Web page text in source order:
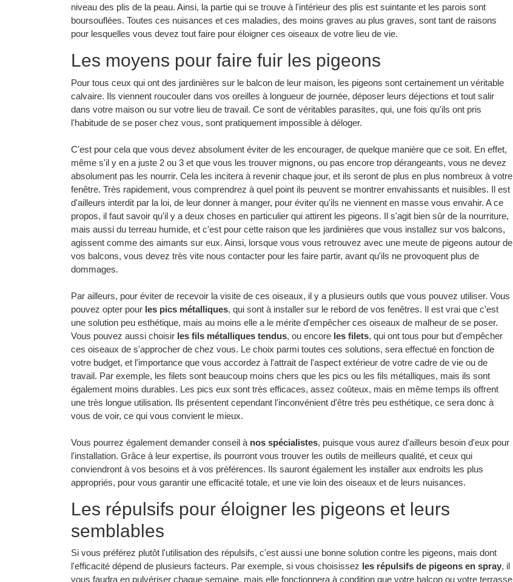
niveau des plis de la peau. Ainsi, la partie qui se trouve à l'intérieur des plis est suintante et les parois sont
boursouflées. Toutes ces nuisances et ces maladies, des moins graves au plus graves, sont tant de raisons
pour lesquelles vous devez tout faire pour éloigner ces oiseaux de votre lieu de vie.
Les moyens pour faire fuir les pigeons
Pour tous ceux qui ont des jardinières sur le balcon de leur maison, les pigeons sont certainement un véritable
calvaire. Ils viennent roucouler dans vos oreilles à longueur de journée, déposer leurs déjections et tout salir
dans votre maison ou sur votre lieu de travail. Ce sont de véritables parasites, qui, une fois qu'ils ont pris
l'habitude de se poser chez vous, sont pratiquement impossible à déloger.
C'est pour cela que vous devez absolument éviter de les encourager, de quelque manière que ce soit. En effet,
même s'il y en a juste 2 ou 3 et que vous les trouver mignons, ou pas encore trop dérangeants, vous ne devez
absolument pas les nourrir. Cela les incitera à revenir chaque jour, et ils seront de plus en plus nombreux à votre
fenêtre. Très rapidement, vous comprendrez à quel point ils peuvent se montrer envahissants et nuisibles. Il est
d'ailleurs interdit par la loi, de leur donner à manger, pour éviter qu'ils ne viennent en masse vous envahir. A ce
propos, il faut savoir qu'il y a deux choses en particulier qui attirent les pigeons. Il s'agit bien sûr de la nourriture,
mais aussi du terreau humide, et c'est pour cette raison que les jardinières que vous installez sur vos balcons,
agissent comme des aimants sur eux. Ainsi, lorsque vous vous retrouvez avec une meute de pigeons autour de
vos balcons, vous devez très vite nous contacter pour les faire partir, avant qu'ils ne provoquent plus de
dommages.
Par ailleurs, pour éviter de recevoir la visite de ces oiseaux, il y a plusieurs outils que vous pouvez utiliser. Vous
pouvez opter pour les pics métalliques, qui sont à installer sur le rebord de vos fenêtres. Il est vrai que c'est
une solution peu esthétique, mais au moins elle a le mérite d'empêcher ces oiseaux de malheur de se poser.
Vous pouvez aussi choisir les fils métalliques tendus, ou encore les filets, qui ont tous pour but d'empêcher
ces oiseaux de s'approcher de chez vous. Le choix parmi toutes ces solutions, sera effectué en fonction de
votre budget, et l'importance que vous accordez à l'attrait de l'aspect extérieur de votre cadre de vie ou de
travail. Par exemple, les filets sont beaucoup moins chers que les pics ou les fils métalliques, mais ils sont
également moins durables. Les pics eux sont très efficaces, assez coûteux, mais en même temps ils offrent
une très longue utilisation. Ils présentent cependant l'inconvénient d'être très peu esthétique, ce sera donc à
vous de voir, ce qui vous convient le mieux.
Vous pourrez également demander conseil à nos spécialistes, puisque vous aurez d'ailleurs besoin d'eux pour
l'installation. Grâce à leur expertise, ils pourront vous trouver les outils de meilleurs qualité, et ceux qui
conviendront à vos besoins et à vos préférences. Ils sauront également les installer aux endroits les plus
appropriés, pour vous garantir une efficacité totale, et une vie loin des oiseaux et de leurs nuisances.
Les répulsifs pour éloigner les pigeons et leurs
semblables
Si vous préférez plutôt l'utilisation des répulsifs, c'est aussi une bonne solution contre les pigeons, mais dont
l'efficacité dépend de plusieurs facteurs. Par exemple, si vous choisissez les répulsifs de pigeons en spray, il
vous faudra en pulvériser chaque semaine, mais elle fonctionnera à condition que votre balcon ou votre terrasse